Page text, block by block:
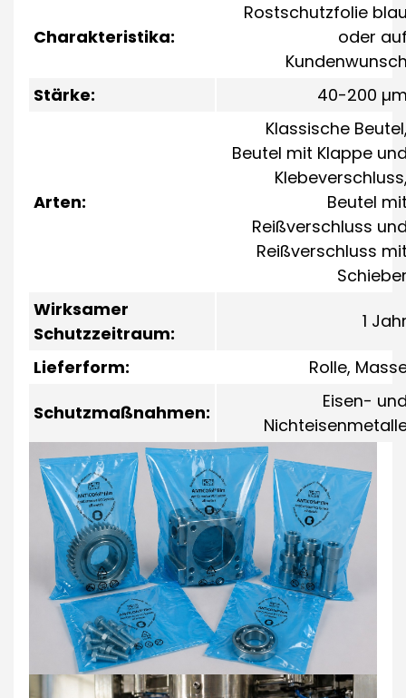
Charakteristika:
Rostschutzfolie
oder
Stärke:
40-200
Arten:
Klassische
Beutel mit Klappe
Beutel
Reißverschluss
Reißverschluss
Wirksamer
Schutzzeitraum:
1
Lieferform:
Rolle,
Schutzmaßnahmen:
Eisen-